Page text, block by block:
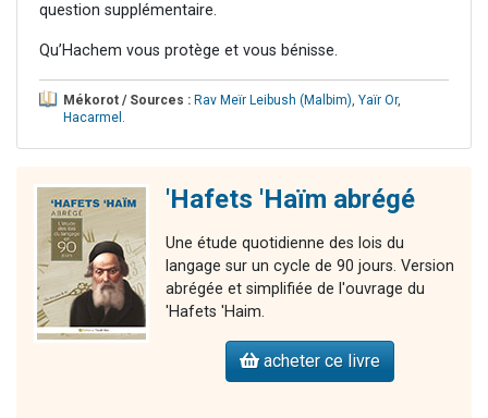
question supplémentaire.
Qu’Hachem vous protège et vous bénisse.
Mékorot / Sources : Rav Meïr Leibush (Malbim), Yaïr Or,
Hacarmel .
'Hafets 'Haïm abrégé
Une étude quotidienne des lois du
langage sur un cycle de 90 jours. Version
abrégée et simplifiée de l'ouvrage du
'Hafets 'Haim.
acheter ce livre